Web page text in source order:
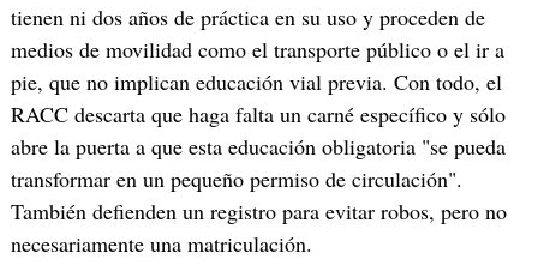
tienen ni dos años de práctica en su uso y proceden de
medios de movilidad como el transporte público o el ir a
pie, que no implican educación vial previa. Con todo, el
RACC descarta que haga falta un carné específico y sólo
abre la puerta a que esta educación obligatoria "se pueda
transformar en un pequeño permiso de circulación".
También defienden un registro para evitar robos, pero no
necesariamente una matriculación.